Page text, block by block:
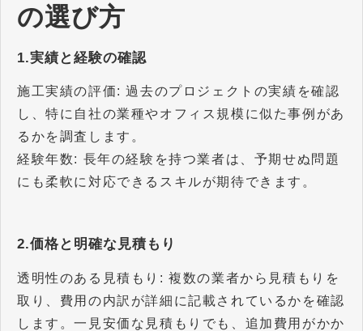
の選び方
1.実績と経験の確認
施工実績の評価: 過去のプロジェクトの実績を確認
し、特に自社の業種やオフィス規模に似た事例があ
るかを調査します。
経験年数: 長年の経験を持つ業者は、予期せぬ問題
にも柔軟に対応できるスキルが期待できます。
2.価格と明確な見積もり
透明性のある見積もり: 複数の業者から見積もりを
取り、費用の内訳が詳細に記載されているかを確認
します。一見安価な見積もりでも、追加費用がかか